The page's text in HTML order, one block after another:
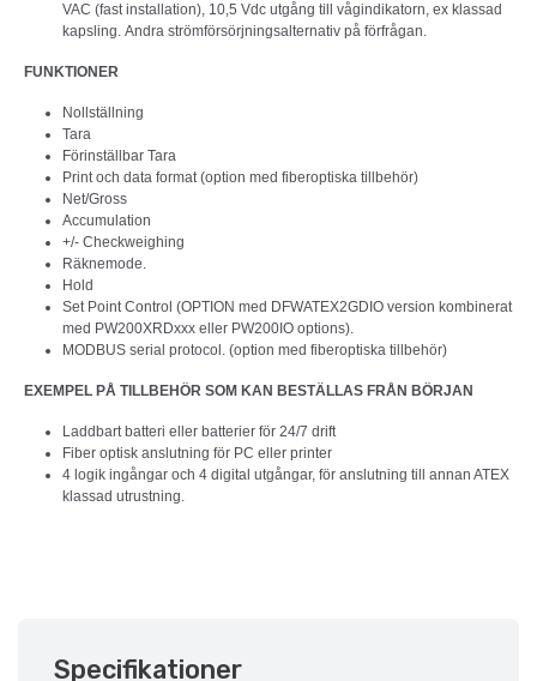
VAC (fast installation), 10,5 Vdc utgång till vågindikatorn, ex klassad
kapsling. Andra strömförsörjningsalternativ på förfrågan.
FUNKTIONER
Nollställning
Tara
Förinställbar Tara
Print och data format (option med fiberoptiska tillbehör)
Net/Gross
Accumulation
+/- Checkweighing
Räknemode.
Hold
Set Point Control (OPTION med DFWATEX2GDIO version kombinerat
med PW200XRDxxx eller PW200IO options).
MODBUS serial protocol. (option med fiberoptiska tillbehör)
EXEMPEL PÅ TILLBEHÖR SOM KAN BESTÄLLAS FRÅN BÖRJAN
Laddbart batteri eller batterier för 24/7 drift
Fiber optisk anslutning för PC eller printer
4 logik ingångar och 4 digital utgångar, för anslutning till annan ATEX
klassad utrustning.
Specifikationer